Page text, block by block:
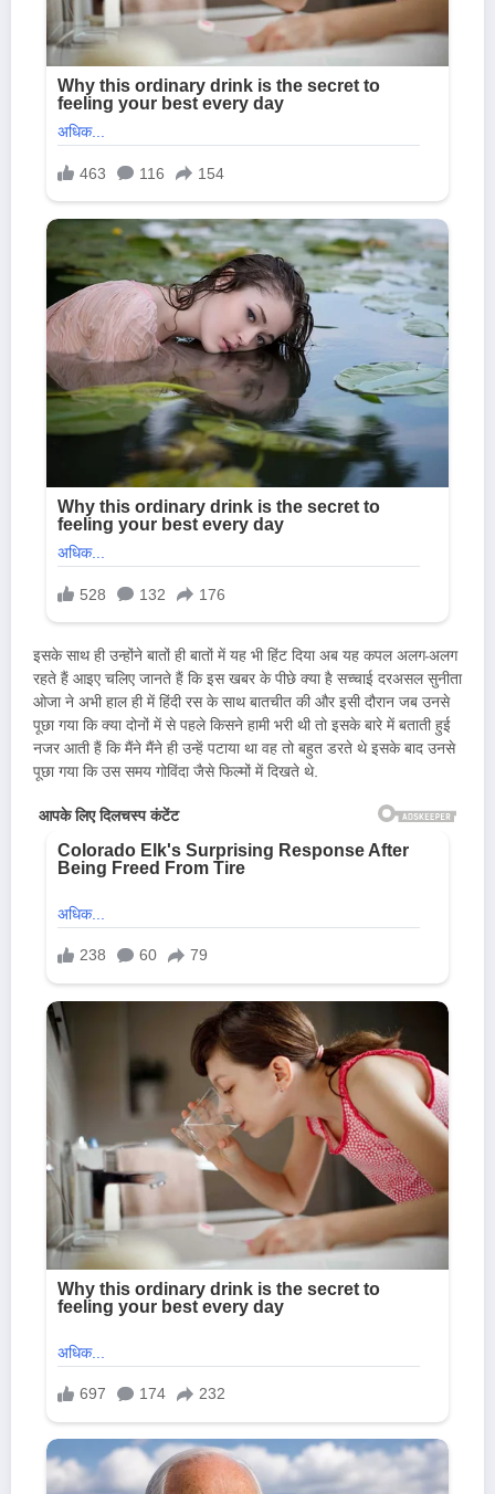
इसके साथ ही उन्होंने बातों ही बातों में यह भी हिंट दिया अब यह कपल अलग-अलग
रहते हैं आइए चलिए जानते हैं कि इस खबर के पीछे क्या है सच्चाई दरअसल सुनीता
ओजा ने अभी हाल ही में हिंदी रस के साथ बातचीत की और इसी दौरान जब उनसे
पूछा गया कि क्या दोनों में से पहले किसने हामी भरी थी तो इसके बारे में बताती हुई
नजर आती हैं कि मैंने मैंने ही उन्हें पटाया था वह तो बहुत डरते थे इसके बाद उनसे
पूछा गया कि उस समय गोविंदा जैसे फिल्मों में दिखते थे.